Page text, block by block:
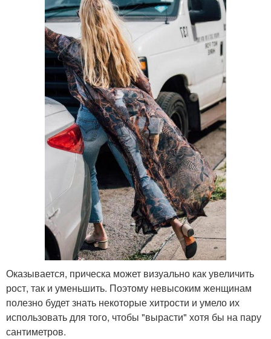
Оказывается, прическа может визуально как увеличить
рост, так и уменьшить. Поэтому невысоким женщинам
полезно будет знать некоторые хитрости и умело их
использовать для того, чтобы "вырасти" хотя бы на пару
сантиметров.